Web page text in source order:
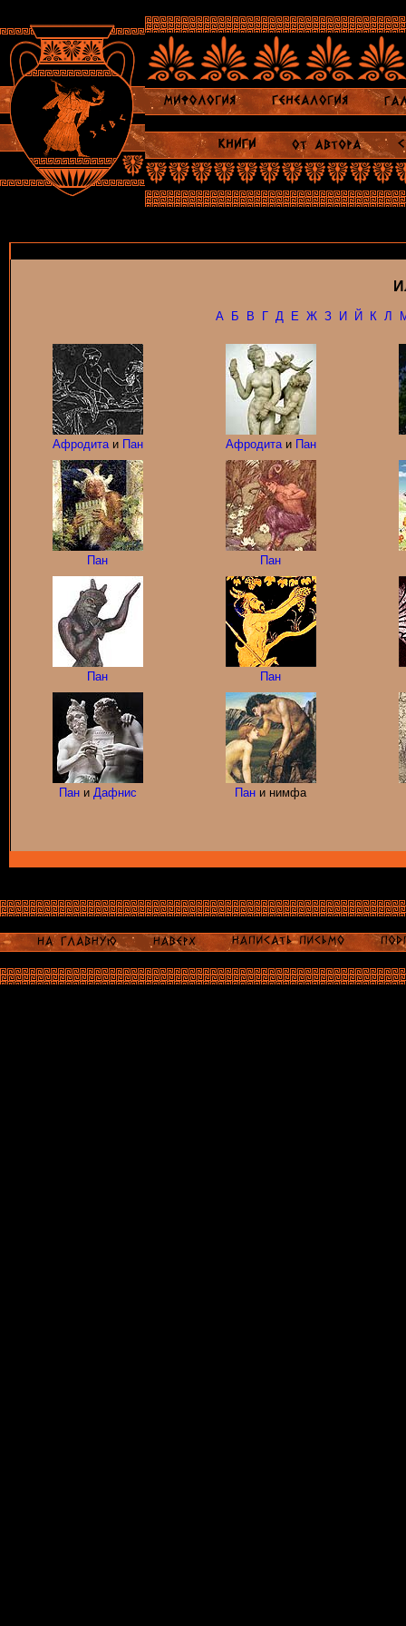
А Б В Г Д Е Ж З И Й К Л
Афродитаи Пан Афродитаи Пан
Пан Пан
Пан Пан
Пани Дафнис Пан и нимфа